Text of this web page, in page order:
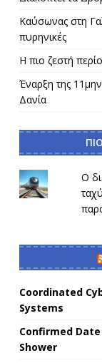
Καύσωνας στη
πυρηνικές
Η πιο ζεστή
Έναρξη της
Δανία
Ο
Coordinated
Systems
Confirmed
Shower